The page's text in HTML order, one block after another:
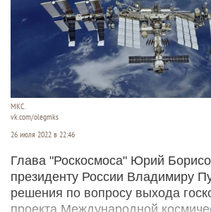
МКС.
vk.com/olegmks
26 июля 2022 в 22:46
Глава "Роскосмоса" Юрий
президенту России Владимиру
решения по вопросу выхода
проекта Международной